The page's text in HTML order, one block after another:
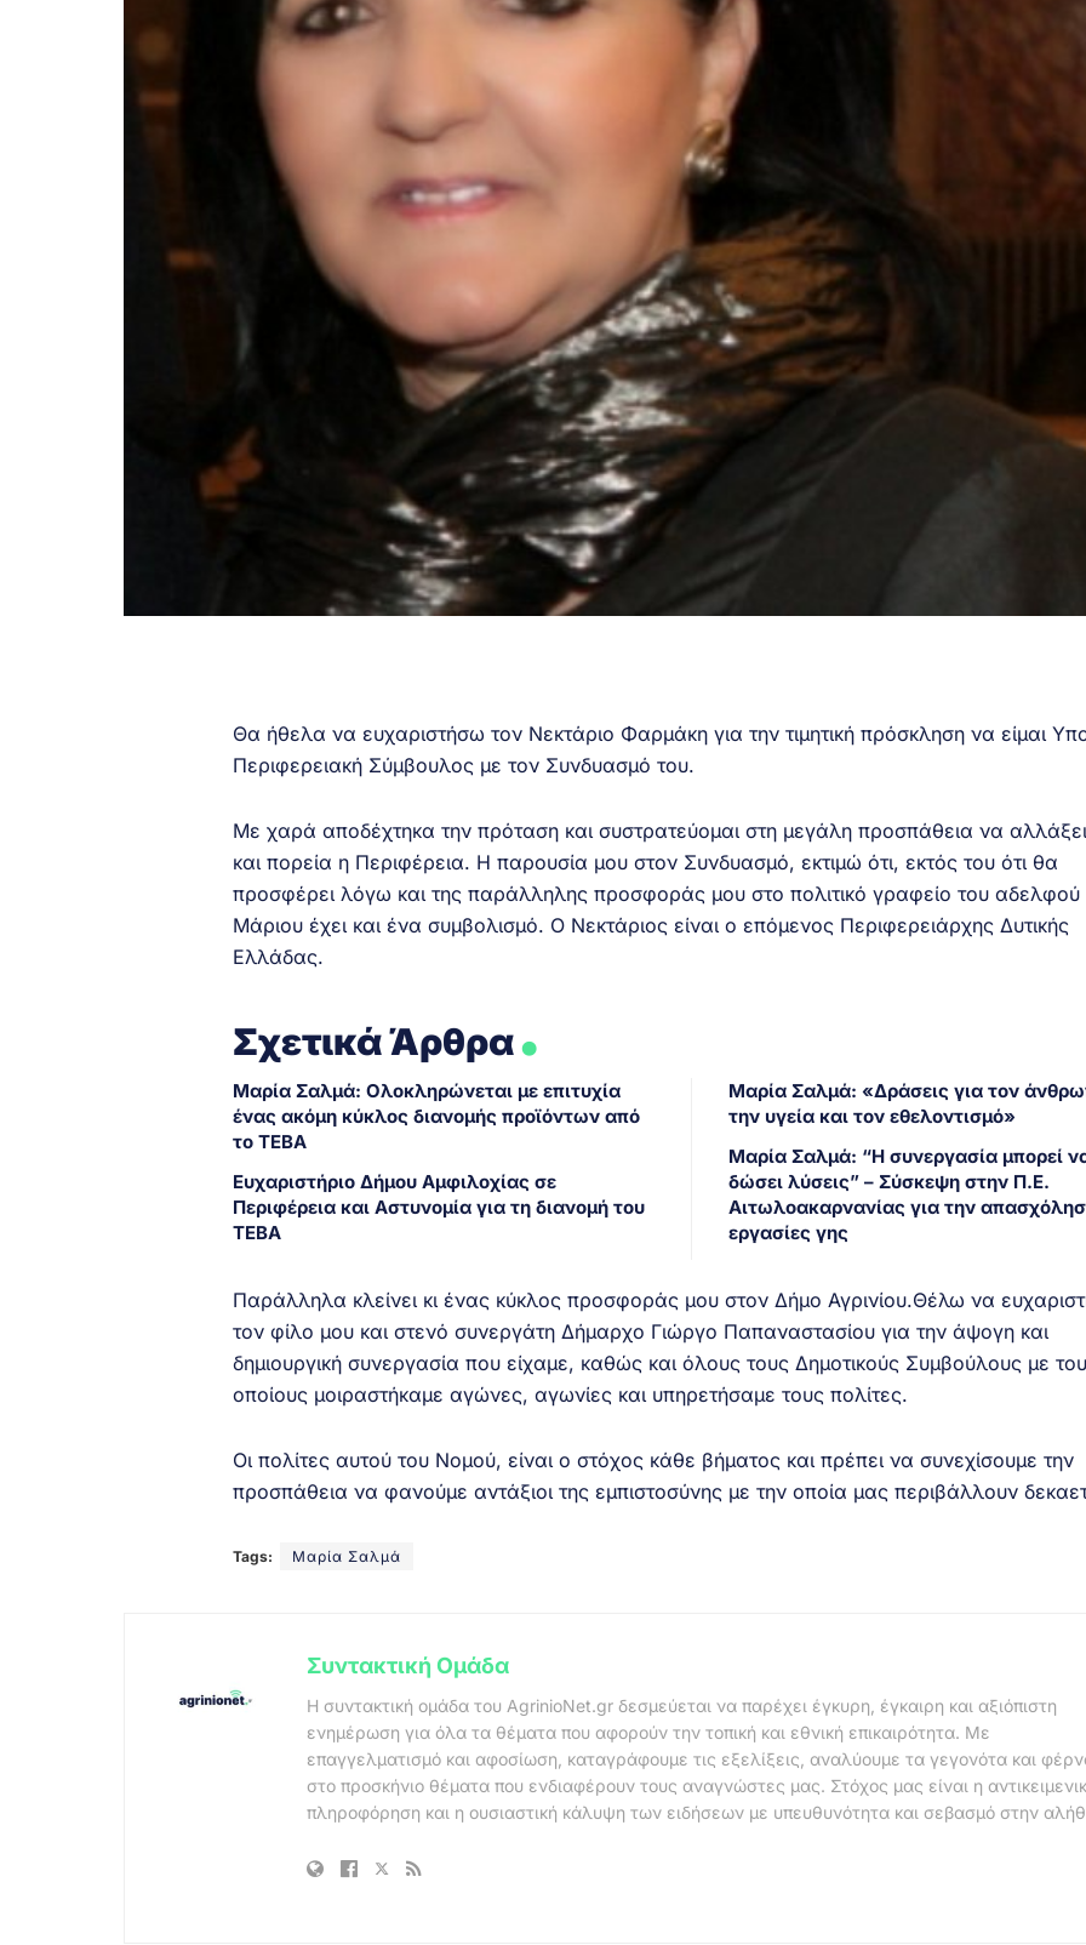
Θα ήθελα να ευχαριστήσω τον Νεκτάριο Φαρμάκη για την τιμητική πρόσκληση να είμαι
Περιφερειακή Σύμβουλος με τον Συνδυασμό του.
Με χαρά αποδέχτηκα την πρόταση και συστρατεύομαι στη μεγάλη προσπάθεια να
και πορεία η Περιφέρεια. Η παρουσία μου στον Συνδυασμό, εκτιμώ ότι, εκτός του ότι θα
προσφέρει λόγω και της παράλληλης προσφοράς μου στο πολιτικό γραφείο του αδελφού
Μάριου έχει και ένα συμβολισμό. Ο Νεκτάριος είναι ο επόμενος Περιφερειάρχης Δυτικής
Ελλάδας.
Σχετικά Άρθρα.
Μαρία Σαλμά: Ολοκληρώνεται με επιτυχία
ένας ακόμη κύκλος διανομής προϊόντων από
το ΤΕΒΑ
Ευχαριστήριο Δήμου Αμφιλοχίας σε
Περιφέρεια και Αστυνομία για τη διανομή του
ΤΕΒΑ
Μαρία Σαλμά: «Δράσεις για τον
την υγεία και τον εθελοντισμό»
Μαρία Σαλμά: “Η συνεργασία μπορεί
δώσει λύσεις” – Σύσκεψη στην Π.Ε.
Αιτωλοακαρνανίας για την
εργασίες γης
Παράλληλα κλείνει κι ένας κύκλος προσφοράς μου στον Δήμο Αγρινίου.Θέλω να
τον φίλο μου και στενό συνεργάτη Δήμαρχο Γιώργο Παπαναστασίου για την άψογη και
δημιουργική συνεργασία που είχαμε, καθώς και όλους τους Δημοτικούς Συμβούλους με
οποίους μοιραστήκαμε αγώνες, αγωνίες και υπηρετήσαμε τους πολίτες.
Οι πολίτες αυτού του Νομού, είναι ο στόχος κάθε βήματος και πρέπει να συνεχίσουμε την
προσπάθεια να φανούμε αντάξιοι της εμπιστοσύνης με την οποία μας περιβάλλουν
Tags: Μαρία Σαλμά
Συντακτική Ομάδα
Η συντακτική ομάδα του AgrinioNet.gr δεσμεύεται να παρέχει έγκυρη, έγκαιρη και αξιόπιστη
ενημέρωση για όλα τα θέματα που αφορούν την τοπική και εθνική επικαιρότητα. Με
επαγγελματισμό και αφοσίωση, καταγράφουμε τις εξελίξεις, αναλύουμε τα γεγονότα και
στο προσκήνιο θέματα που ενδιαφέρουν τους αναγνώστες μας. Στόχος μας είναι η
πληροφόρηση και η ουσιαστική κάλυψη των ειδήσεων με υπευθυνότητα και σεβασμό στην